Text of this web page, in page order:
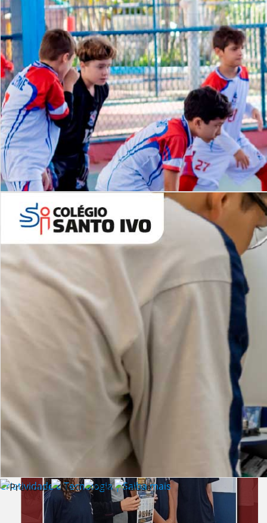
Desafios | Saiba mais
Criatividade e Tecnologia | Saiba mais
Lista de vídeos
NOSSOCANAL